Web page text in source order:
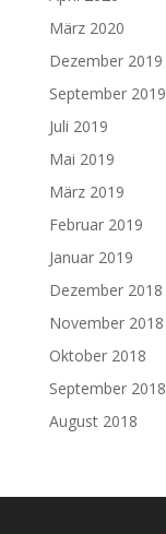
März 2020
Dezember 2019
September 2019
Juli 2019
Mai 2019
März 2019
Februar 2019
Januar 2019
Dezember 2018
November 2018
Oktober 2018
September 2018
August 2018